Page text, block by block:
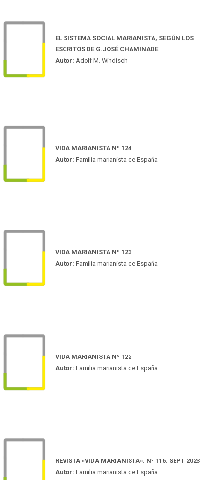
EL SISTEMA SOCIAL MARIANISTA, SEGÚN LOS
ESCRITOS DE G.JOSÉ CHAMINADE
Autor: Adolf M. Windisch
VIDA MARIANISTA Nº 124
Autor: Familia marianista de España
VIDA MARIANISTA Nº 123
Autor: Familia marianista de España
VIDA MARIANISTA Nº 122
Autor: Familia marianista de España
REVISTA «VIDA MARIANISTA». Nº 116. SEPT 2023
Autor: Familia marianista de España